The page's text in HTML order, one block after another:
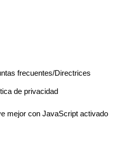
frecuentes/Directrices
de privacidad
mejor con JavaScript activado